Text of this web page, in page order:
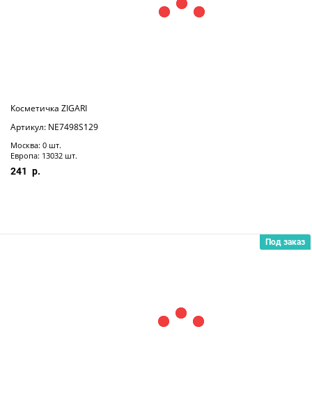
Косметичка ZIGARI
Артикул: NE7498S129
Москва: 0 шт.
Европа: 13032 шт.
241
Под заказ